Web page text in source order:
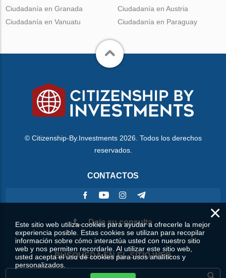
Ciudadanía en Granada
Ciudadanía en Vanuatu
Ciudadanía en Austria
Ciudadanía en Paraguay
© Citizenship-By.Investments 2026. Todos los derechos
reservados.
CONTACTOS
Deje su consulta
BÚSQUEDA EN EL SITIO WEB
×
Este sitio web utiliza cookies para ayudar a ofrecerle la mejor
experiencia posible. Estas cookies se utilizan para recopilar
información sobre cómo interactúa usted con nuestro sitio
web y nos permiten recordarle. Al utilizar este sitio web,
usted acepta el uso de cookies para usos analíticos y
personalizados.